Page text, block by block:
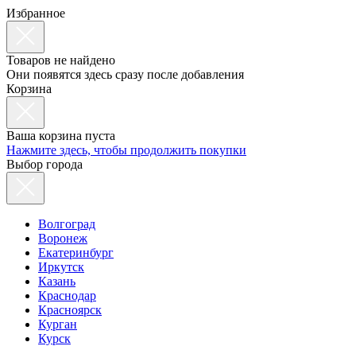
Избранное
Товаров не найдено
Они появятся здесь сразу после добавления
Корзина
Ваша корзина пуста
Нажмите здесь, чтобы продолжить покупки
Выбор города
Волгоград
Воронеж
Екатеринбург
Иркутск
Казань
Краснодар
Красноярск
Курган
Курск